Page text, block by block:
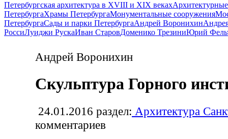
Петербургская архитектура в XVIII и XIX веках
ПетербургаХрамы ПетербургаМонументальные сооружения
ПетербургаСады и парки ПетербургаАндрей Воронихин
РоссиЛуиджи РускаИван СтаровДоменико ТрезиниЮрий
Андрей Воронихин
Скульптура Горного
24.01.2016 раздел: Архитектура
комментариев